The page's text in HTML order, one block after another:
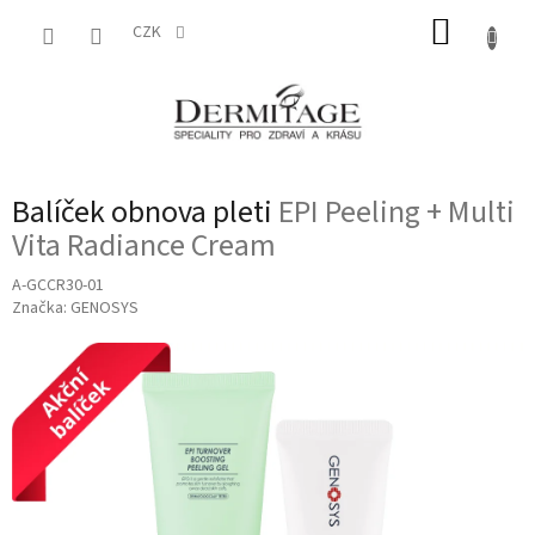
CZK
Balíček obnova pleti EPI Peeling + Multi
Vita Radiance Cream
A-GCCR30-01
Značka: GENOSYS